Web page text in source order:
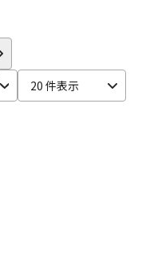
ウクレレ
20 件表示